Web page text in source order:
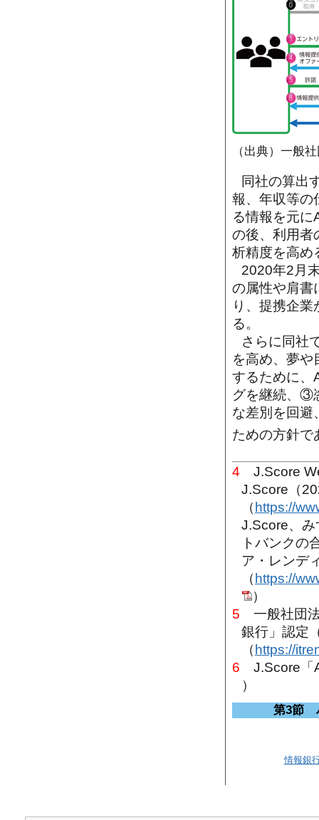
（出典）一般
同社の算出
報、年収等の
る情報を元
の後、利用者
析精度を高め
2020年2月
の属性や肩書
り、提携企
る。
さらに同社
を高め、夢
するために、
グを継続、③
な差別を回避
ための方針で
4 J.Score
J.Score（
（ https://
J.Score、み
トバンクの
ア・レンデ
（ https://
）
5 一般社団
銀行」認定
（ https://
6 J.Score「
）
第3節
情報銀